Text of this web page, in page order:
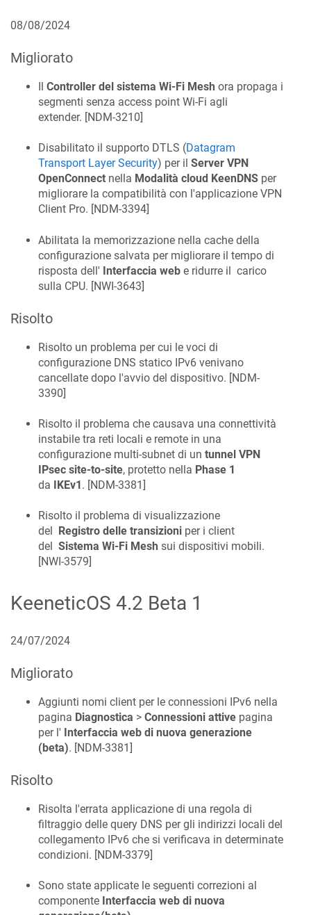
08/08/2024
Migliorato
Il Controller del sistema Wi-Fi Mesh ora propaga i
segmenti senza access point Wi-Fi agli
extender. [NDM-3210]
Disabilitato il supporto DTLS (Datagram
Transport Layer Security) per il Server VPN
OpenConnect nella Modalità cloud KeenDNS per
migliorare la compatibilità con l'applicazione VPN
Client Pro. [NDM-3394]
Abilitata la memorizzazione nella cache della
configurazione salvata per migliorare il tempo di
risposta dell' Interfaccia web e ridurre il carico
sulla CPU. [NWI-3643]
Risolto
Risolto un problema per cui le voci di
configurazione DNS statico IPv6 venivano
cancellate dopo l'avvio del dispositivo. [NDM-
3390]
Risolto il problema che causava una connettività
instabile tra reti locali e remote in una
configurazione multi-subnet di un tunnel VPN
IPsec site-to-site, protetto nella Phase 1
da IKEv1. [NDM-3381]
Risolto il problema di visualizzazione
del
Registro delle transizioni per i client
del Sistema Wi-Fi Mesh sui dispositivi mobili.
[NWI-3579]
KeeneticOS 4.2 Beta 1
24/07/2024
Migliorato
Aggiunti nomi client per le connessioni IPv6 nella
pagina Diagnostica > Connessioni attive pagina
per l' Interfaccia web di nuova generazione
(beta). [NDM-3381]
Risolto
Risolta l'errata applicazione di una regola di
filtraggio delle query DNS per gli indirizzi locali del
collegamento IPv6 che si verificava in determinate
condizioni. [NDM-3379]
Sono state applicate le seguenti correzioni al
componente Interfaccia web di nuova